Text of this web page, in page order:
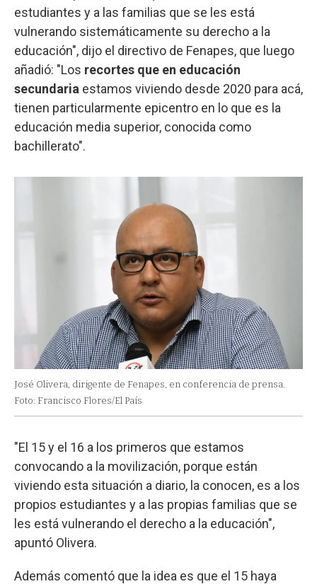
estudiantes y a las familias que se les está
vulnerando sistemáticamente su derecho a la
educación", dijo el directivo de Fenapes, que luego
añadió: "Los recortes que en educación
secundaria estamos viviendo desde 2020 para acá,
tienen particularmente epicentro en lo que es la
educación media superior, conocida como
bachillerato".
José Olivera, dirigente de Fenapes, en conferencia de prensa.
Foto: Francisco Flores/El País
"El 15 y el 16 a los primeros que estamos
convocando a la movilización, porque están
viviendo esta situación a diario, la conocen, es a los
propios estudiantes y a las propias familias que se
les está vulnerando el derecho a la educación",
apuntó Olivera.
Además comentó que la idea es que el 15 haya